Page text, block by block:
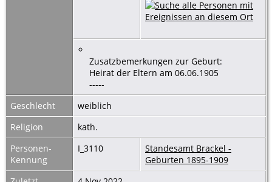
Zusatzbemerkungen zur Geburt:
Heirat der Eltern am 06.06.1905
-----
Geschlecht
weiblich
Religion
kath.
Personen-
Kennung
I_3110
Standesamt Brackel -
Geburten 1895-1909